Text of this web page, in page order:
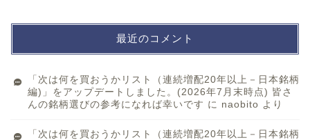
最近のコメント
「次は何を買おうかリスト（連続増配20年以上－日本銘柄
編)」をアップデートしました。(2026年7月末時点) 皆さ
んの銘柄選びの参考になれば幸いです に naobito より
「次は何を買おうかリスト（連続増配20年以上－日本銘柄